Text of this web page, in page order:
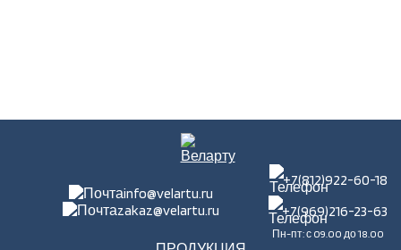
info@velartu.ru
zakaz@velartu.ru
+7(812)922-60-18
+7(969)216-23-63
Пн-пт: с 09.00 до 18.00